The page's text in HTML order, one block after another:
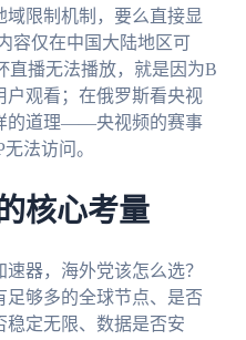
域限制机制，要么直接显
容仅在中国大陆地区可
直播无法播放，就是因为B
户观看；在俄罗斯看央视
的道理——央视频的赛事
法访问。
核心考量
器，海外党该怎么选？
足够多的全球节点、是否
稳定无限、数据是否安